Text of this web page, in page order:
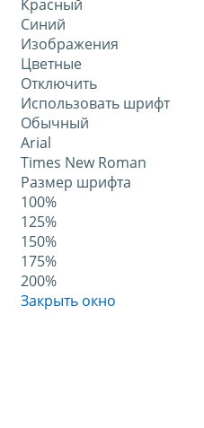
Красный
Синий
Изображения
Цветные
Отключить
Использовать шрифт
Обычный
Arial
Times New Roman
Размер шрифта
100%
125%
150%
175%
200%
Закрыть окно